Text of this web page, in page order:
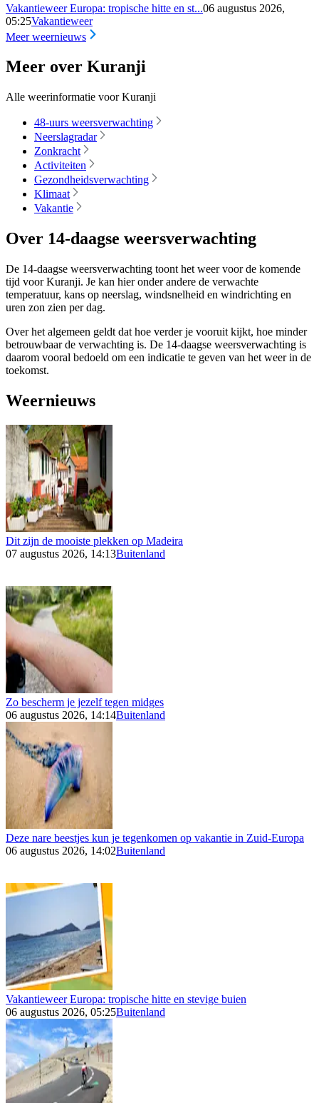
Vakantieweer Europa: tropische hitte en st...06 augustus 2026,
05:25Vakantieweer
Meer weernieuws
Meer over Kuranji
Alle weerinformatie voor Kuranji
48-uurs weersverwachting
Neerslagradar
Zonkracht
Activiteiten
Gezondheidsverwachting
Klimaat
Vakantie
Over 14-daagse weersverwachting
De 14-daagse weersverwachting toont het weer voor de komende
tijd voor Kuranji. Je kan hier onder andere de verwachte
temperatuur, kans op neerslag, windsnelheid en windrichting en
uren zon zien per dag.
Over het algemeen geldt dat hoe verder je vooruit kijkt, hoe minder
betrouwbaar de verwachting is. De 14-daagse weersverwachting is
daarom vooral bedoeld om een indicatie te geven van het weer in de
toekomst.
Weernieuws
Dit zijn de mooiste plekken op Madeira
07 augustus 2026, 14:13Buitenland
Zo bescherm je jezelf tegen midges
06 augustus 2026, 14:14Buitenland
Deze nare beestjes kun je tegenkomen op vakantie in Zuid-Europa
06 augustus 2026, 14:02Buitenland
Vakantieweer Europa: tropische hitte en stevige buien
06 augustus 2026, 05:25Buitenland